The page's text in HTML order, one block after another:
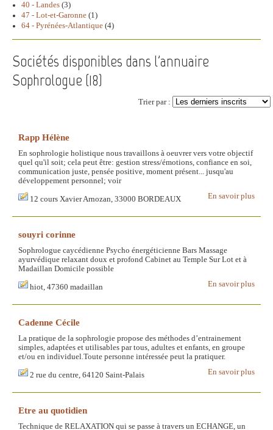
40 - Landes (3)
47 - Lot-et-Garonne (1)
64 - Pyrénées-Atlantique (4)
Sociétés disponibles dans l'annuaire
Sophrologue (18)
Trier par :
Rapp Hélène
En sophrologie holistique nous travaillons à oeuvrer vers votre objectif
quel qu'il soit; cela peut être: gestion stress/émotions, confiance en soi,
communication juste, pensée positive, moment présent... jusqu'au
développement personnel; voir
En savoir plus
12 cours Xavier Arnozan, 33000 BORDEAUX
souyri corinne
Sophrologue caycédienne Psycho énergéticienne Bars Massage
ayurvédique relaxant doux et profond Cabinet au Temple Sur Lot et à
Madaillan Domicile possible
En savoir plus
hiot, 47360 madaillan
Cadenne Cécile
La pratique de la sophrologie propose des méthodes d’entrainement
simples, adaptées et utilisables par tous, adultes et enfants, en groupe
et/ou en individuel.Toute personne intéressée peut la pratiquer.
En savoir plus
2 rue du centre, 64120 Saint-Palais
Etre au quotidien
Technique de RELAXATION qui se passe à travers un ECHANGE, un